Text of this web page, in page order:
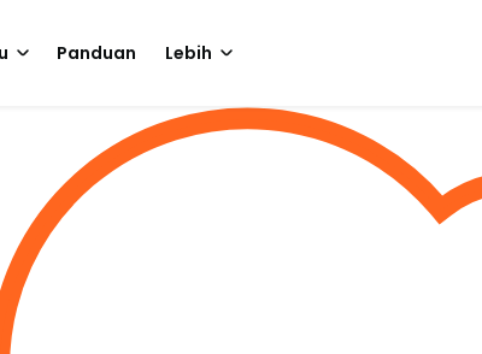
Panduan Lebih